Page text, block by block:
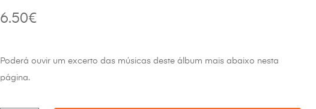
6.50€
Poderá ouvir um excerto das músicas deste álbum mais abaixo nesta
página.